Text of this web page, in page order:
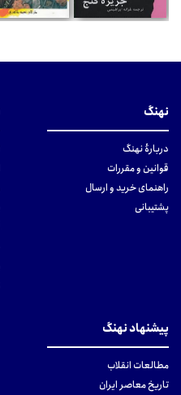
نهنگ
دربارهٔ نهنگ
قوانین و مقررات
راهنمای خرید و ارسال
پشتیبانی
پیشنهاد نهنگ
مطالعات انقلاب
تاریخ معاصر ایران